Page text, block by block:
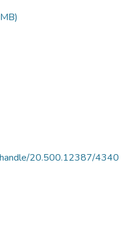
20.500.12387/4340